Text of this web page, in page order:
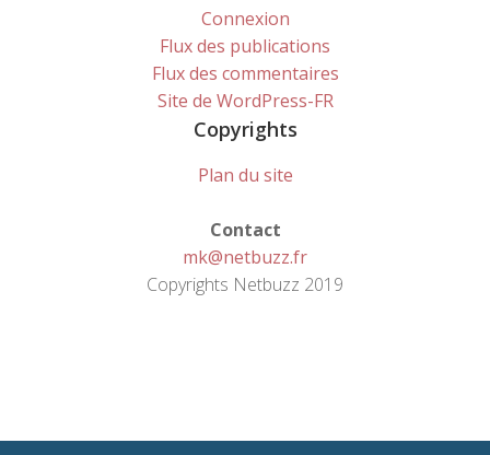
Connexion
Flux des publications
Flux des commentaires
Site de WordPress-FR
Copyrights
Plan du site
Contact
mk@netbuzz.fr
Copyrights Netbuzz 2019